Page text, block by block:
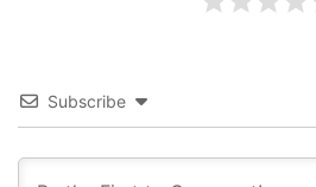
Subscribe